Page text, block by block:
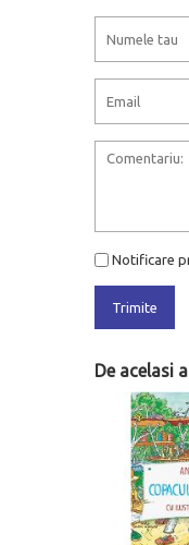
Notificare
Trimite
De acelasi